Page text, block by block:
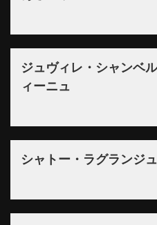
ジュヴィレ・シャンベ
ィーニュ
シャトー・ラグランジュ